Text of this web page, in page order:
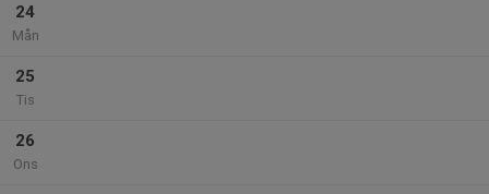
24
Mån
25
Tis
26
Ons